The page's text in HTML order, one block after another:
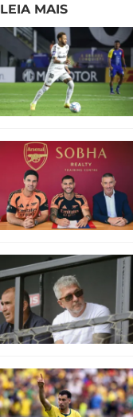
LEIA MAIS